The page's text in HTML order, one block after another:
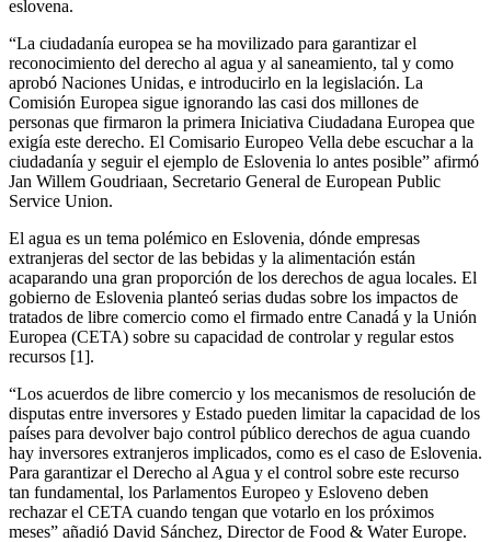
eslovena.
“La ciudadanía europea se ha movilizado para garantizar el
reconocimiento del derecho al agua y al saneamiento, tal y como
aprobó Naciones Unidas, e introducirlo en la legislación. La
Comisión Europea sigue ignorando las casi dos millones de
personas que firmaron la primera Iniciativa Ciudadana Europea que
exigía este derecho. El Comisario Europeo Vella debe escuchar a la
ciudadanía y seguir el ejemplo de Eslovenia lo antes posible” afirmó
Jan Willem Goudriaan, Secretario General de European Public
Service Union.
El agua es un tema polémico en Eslovenia, dónde empresas
extranjeras del sector de las bebidas y la alimentación están
acaparando una gran proporción de los derechos de agua locales. El
gobierno de Eslovenia planteó serias dudas sobre los impactos de
tratados de libre comercio como el firmado entre Canadá y la Unión
Europea (CETA) sobre su capacidad de controlar y regular estos
recursos [1].
“Los acuerdos de libre comercio y los mecanismos de resolución de
disputas entre inversores y Estado pueden limitar la capacidad de los
países para devolver bajo control público derechos de agua cuando
hay inversores extranjeros implicados, como es el caso de Eslovenia.
Para garantizar el Derecho al Agua y el control sobre este recurso
tan fundamental, los Parlamentos Europeo y Esloveno deben
rechazar el CETA cuando tengan que votarlo en los próximos
meses” añadió David Sánchez, Director de Food & Water Europe.